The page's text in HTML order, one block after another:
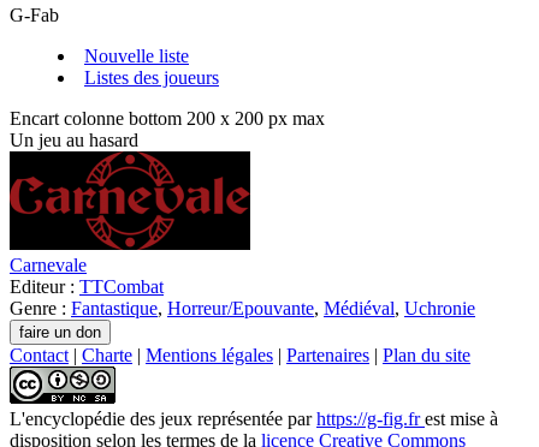
G-Fab
Nouvelle liste
Listes des joueurs
Encart colonne bottom 200 x 200 px max
Un jeu au hasard
Carnevale
Editeur : TTCombat
Genre : Fantastique, Horreur/Epouvante, Médiéval, Uchronie
Contact | Charte | Mentions légales | Partenaires | Plan du site
L'encyclopédie des jeux représentée parhttps://g-fig.frest mise à
disposition selon les termes de la licence Creative Commons